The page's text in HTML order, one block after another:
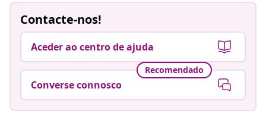
Contacte-nos!
Aceder ao centro de ajuda
Recomendado
Converse connosco